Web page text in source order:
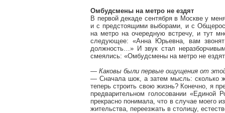
Омбудсмены на метро не ездят
В первой декаде сентября в Москве у
и с предстоящими выборами, и с
на метро на очередную встречу, и тут
следующее: «Анна Юрьевна, вам звонят
должность…» И звук стал
смеялись: «Омбудсмены на метро не
— Каковы были первые ощущения от
— Сначала шок, а затем мысль: сколько
теперь строить свою жизнь? Конечно, я
предварительном голосовании «Единой
прекрасно понимала, что в случае моего
жительства, переезжать в столицу,